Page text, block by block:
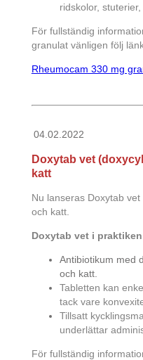
ridskolor, stuterier,
För fullständig
granulat vänligen följ
Rheumocam 330 mg
04.02.2022
Doxytab vet
katt
Nu lanseras Doxytab
och katt.
Doxytab vet i praktiken
Antibiotikum med
och katt.
Tabletten kan
tack vare
Tillsatt
underlättar
För fullständig